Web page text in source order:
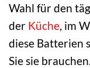
Wahl für den
der Küche, im
diese Batterien
Sie sie